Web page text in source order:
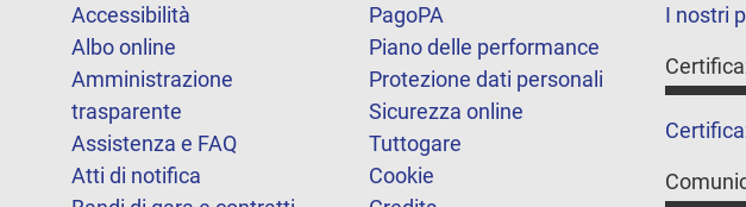
Accessibilità
Albo online
Amministrazione
trasparente
Assistenza e FAQ
Atti di notifica
PagoPA
Piano delle performance
Protezione dati personali
Sicurezza online
Tuttogare
Cookie
I nostri